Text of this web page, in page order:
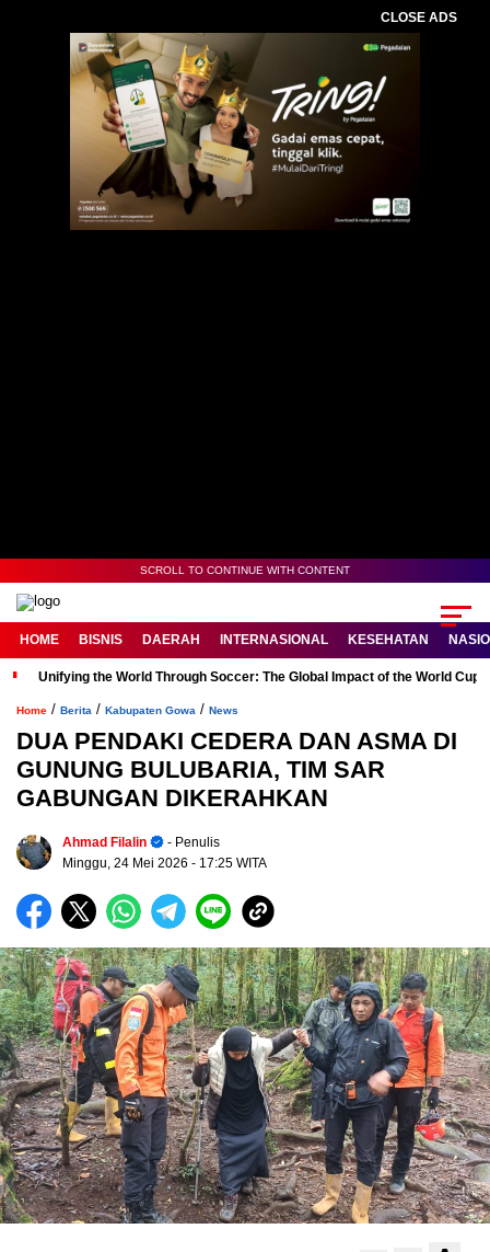
CLOSE ADS
SCROLL TO CONTINUE WITH CONTENT
HOME BISNIS DAERAH INTERNASIONAL KESEHATAN
Unifying the World Through Soccer: The Global Impact of the World Cup
Home / Berita / Kabupaten Gowa / News
DUA PENDAKI CEDERA DAN ASMA DI
GUNUNG BULUBARIA, TIM SAR
GABUNGAN DIKERAHKAN
Ahmad Filalin
- Penulis
Minggu, 24 Mei 2026 - 17:25 WITA